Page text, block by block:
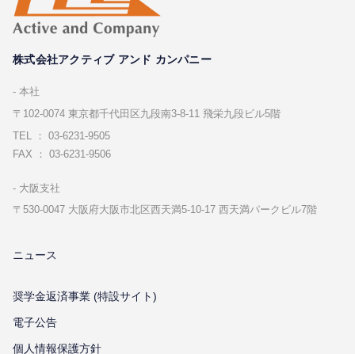
株式会社アクティブ アンド カンパニー
本社
〒102-0074 東京都千代⽥区九段南3-8-11 飛栄九段ビル5階
TEL ： 03-6231-9505
FAX ： 03-6231-9506
⼤阪⽀社
〒530-0047 ⼤阪府⼤阪市北区⻄天満5-10-17 ⻄天満パークビル7階
ニュース
奨学金返済事業 (特設サイト)
電子公告
個⼈情報保護⽅針